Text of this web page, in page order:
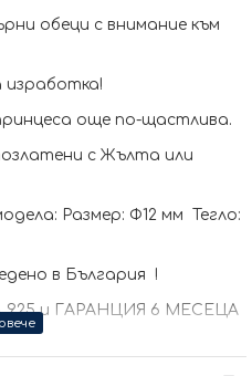
обеци с внимание към
изработка!
още по-щастлива.
с Жълта или
Размер: Ф12 мм Тегло:
в България !
и ГАРАНЦИЯ 6 МЕСЕЦА